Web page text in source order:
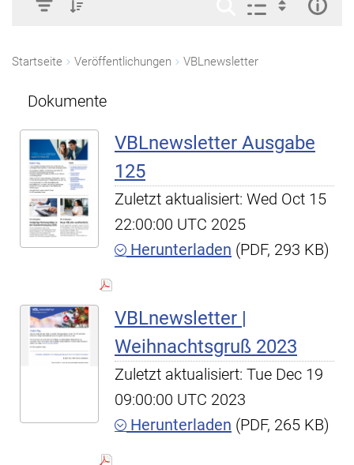
Startseite Veröffentlichungen VBLnewsletter
Dokumente
VBLnewsletter Ausgabe
125
Zuletzt aktualisiert: Wed Oct 15
22:00:00 UTC 2025
Herunterladen (PDF, 293 KB)
VBLnewsletter |
Weihnachtsgruß 2023
Zuletzt aktualisiert: Tue Dec 19
09:00:00 UTC 2023
Herunterladen (PDF, 265 KB)